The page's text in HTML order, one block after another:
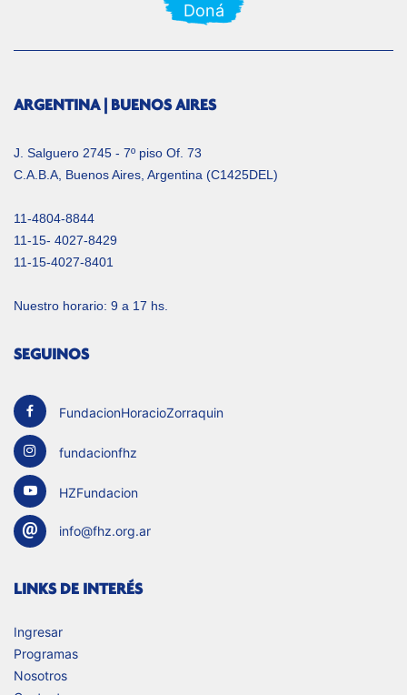
Doná
ARGENTINA | BUENOS AIRES
J. Salguero 2745 - 7º piso Of. 73
C.A.B.A, Buenos Aires, Argentina (C1425DEL)
11-4804-8844
11-15- 4027-8429
11-15-4027-8401
Nuestro horario: 9 a 17 hs.
SEGUINOS
FundacionHoracioZorraquin
fundacionfhz
HZFundacion
info@fhz.org.ar
LINKS DE INTERÉS
Ingresar
Programas
Nosotros